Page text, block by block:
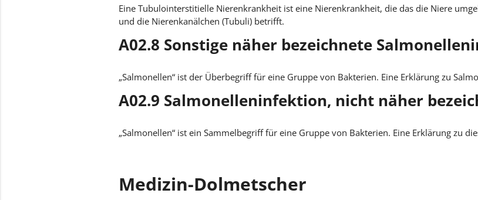
Eine Tubulointerstitielle Nierenkrankheit ist eine Nierenkrankheit, die das die Niere
und die Nierenkanälchen (Tubuli) betrifft.
A02.8 Sonstige näher bezeichnete
„Salmonellen“ ist der Überbegriff für eine Gruppe von Bakterien. Eine Erklärung zu
A02.9 Salmonelleninfektion, nicht näher
„Salmonellen“ ist ein Sammelbegriff für eine Gruppe von Bakterien. Eine Erklärung zu
Medizin-Dolmetscher